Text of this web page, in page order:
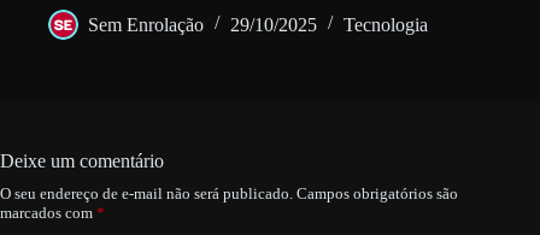
Sem Enrolação 29/10/2025 Tecnologia
Deixe um comentário
O seu endereço de e-mail não será publicado. Campos obrigatórios são
marcados com *